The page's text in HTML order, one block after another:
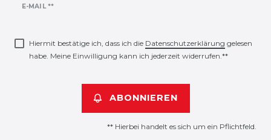
E-MAIL **
Newsletter
Hiermit bestätige ich, dass ich die Daten­schutz­erklärung gelesen
habe. Meine Einwilligung kann ich jederzeit widerrufen.**
ABONNIEREN
** Hierbei handelt es sich um ein Pflichtfeld.